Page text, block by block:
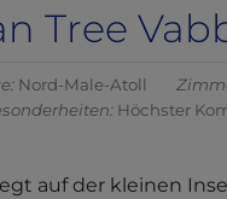
Tree
Nord-Male-Atoll
Höchster
auf der kleinen